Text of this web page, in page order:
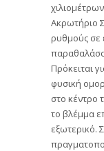
Ακρωτήριο
ρυθμούς σε
Πρόκειται
φυσική
στο κέντρο
το βλέμμα
εξωτερικό.